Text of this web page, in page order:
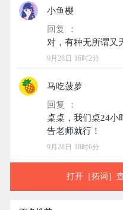
小鱼樱
回复 ：
9月28日 16时2分
马吃菠萝
回复 ：
桌桌，我们桌24小
9月28日 18时6分
打开［拓词］